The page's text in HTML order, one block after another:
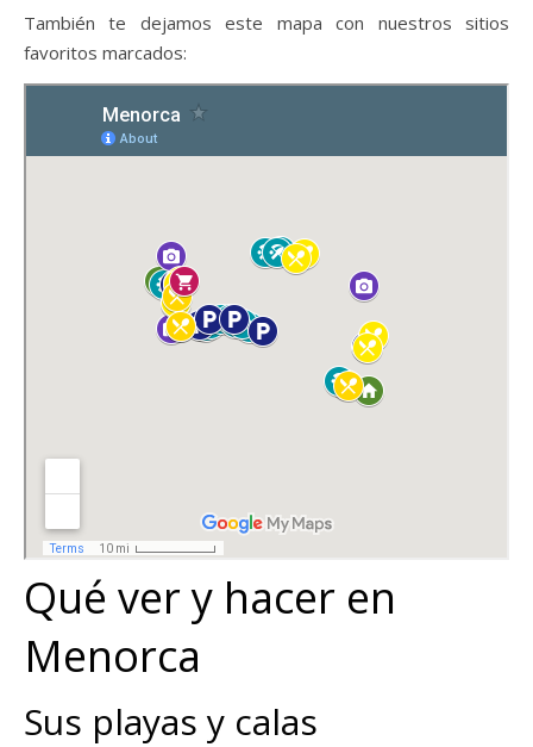
También te dejamos este mapa con nuestros sitios
favoritos marcados:
Qué ver y hacer en
Menorca
Sus playas y calas